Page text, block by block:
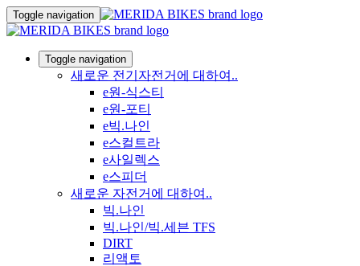
Toggle navigation
Toggle navigation
새로운 전기자전거에 대하여..
e원-식스티
e원-포티
e빅.나인
e스컬트라
e사일렉스
e스피더
새로운 자전거에 대하여..
빅.나인
빅.나인/빅.세븐 TFS
DIRT
리액토